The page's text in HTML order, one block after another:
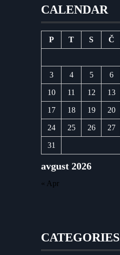
CALENDAR
avgust 2026
P T S Č
3 4 5 6
10 11 12 13
17 18 19 20
24 25 26 27
31
« Apr
CATEGORIES